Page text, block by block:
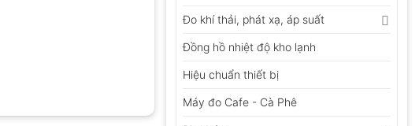
Đo khí thải, phát xạ, áp suất
Đồng hồ nhiệt độ kho lạnh
Hiệu chuẩn thiết bị
Máy đo Cafe - Cà Phê